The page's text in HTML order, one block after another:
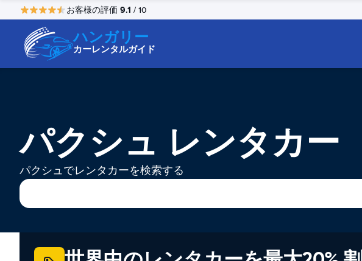
お客様の評価 9.1 / 10
ハンガリー
カーレンタルガイド
パクシュ レンタカー
パクシュでレンタカーを検索する